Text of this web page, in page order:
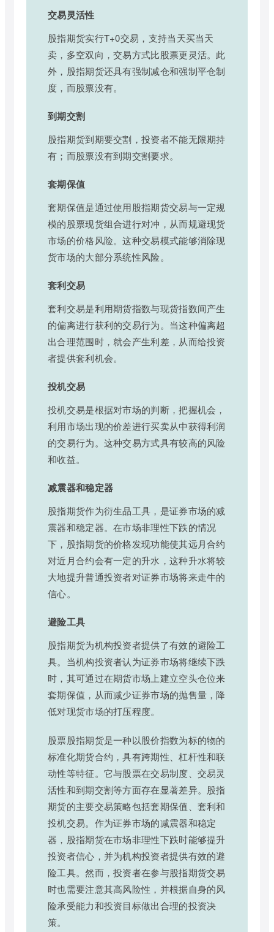
交易灵活性
股指期货实行T+0交易，支持当天买当天
卖，多空双向，交易方式比股票更灵活。此
外，股指期货还具有强制减仓和强制平仓制
度，而股票没有。
到期交割
股指期货到期要交割，投资者不能无限期持
有；而股票没有到期交割要求。
套期保值
套期保值是通过使用股指期货交易与一定规
模的股票现货组合进行对冲，从而规避现货
市场的价格风险。这种交易模式能够消除现
货市场的大部分系统性风险。
套利交易
套利交易是利用期货指数与现货指数间产生
的偏离进行获利的交易行为。当这种偏离超
出合理范围时，就会产生利差，从而给投资
者提供套利机会。
投机交易
投机交易是根据对市场的判断，把握机会，
利用市场出现的价差进行买卖从中获得利润
的交易行为。这种交易方式具有较高的风险
和收益。
减震器和稳定器
股指期货作为衍生品工具，是证券市场的减
震器和稳定器。在市场非理性下跌的情况
下，股指期货的价格发现功能使其远月合约
对近月合约会有一定的升水，这种升水将较
大地提升普通投资者对证券市场将来走牛的
信心。
避险工具
股指期货为机构投资者提供了有效的避险工
具。当机构投资者认为证券市场将继续下跌
时，其可通过在期货市场上建立空头仓位来
套期保值，从而减少证券市场的抛售量，降
低对现货市场的打压程度。
股票股指期货是一种以股价指数为标的物的
标准化期货合约，具有跨期性、杠杆性和联
动性等特征。它与股票在交易制度、交易灵
活性和到期交割等方面存在显著差异。股指
期货的主要交易策略包括套期保值、套利和
投机交易。作为证券市场的减震器和稳定
器，股指期货在市场非理性下跌时能够提升
投资者信心，并为机构投资者提供有效的避
险工具。然而，投资者在参与股指期货交易
时也需要注意其高风险性，并根据自身的风
险承受能力和投资目标做出合理的投资决
策。